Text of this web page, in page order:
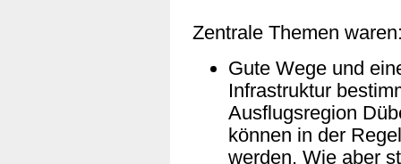
Zentrale Themen
Gute Wege und
Infrastruktur
Ausflugsregion
können in der
werden. Wie aber